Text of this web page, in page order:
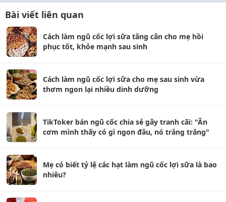
Bài viết liên quan
Cách làm ngũ cốc lợi sữa tăng cân cho mẹ hồi
phục tốt, khỏe mạnh sau sinh
Cách làm ngũ cốc lợi sữa cho mẹ sau sinh vừa
thơm ngon lại nhiều dinh dưỡng
TikToker bán ngũ cốc chia sẻ gây tranh cãi: "Ăn
cơm mình thấy có gì ngon đâu, nó trắng trắng"
Mẹ có biết tỷ lệ các hạt làm ngũ cốc lợi sữa là bao
nhiêu?